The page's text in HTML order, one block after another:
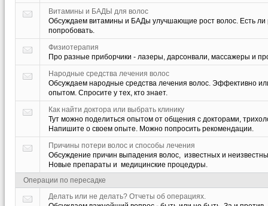
Витамины и БАДЫ для волос
Обсуждаем витамины и БАДы улучшающие рост волос. Есть ли
попробовать.
Физиотерапия
Про разные приборчики - лазеры, дарсонвали, массажеры и
Народные средства лечения волос
Обсуждаем народные средства лечения волос. Эффективно
опытом. Спросите у тех, кто знает.
Как найти доктора или выбрать клинику
Тут можно поделиться опытом от общения с докторами,
Напишите о своем опыте. Можно попросить рекомендации.
Причины потери волос и способы лечения
Обсуждение причин выпадения волос, известных и
Новые препараты и медицинские процедуры.
Операции по пересадке
Делать или не делать? Отчеты об операциях.